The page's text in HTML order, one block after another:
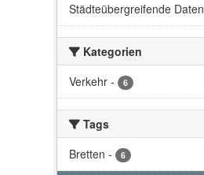
Städteübergreifende Daten
Kategorien
Verkehr - 6
Tags
Bretten - 6